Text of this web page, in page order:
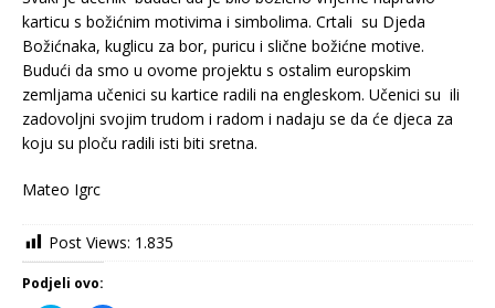
karticu s božićnim motivima i simbolima. Crtali su Djeda
Božićnaka, kuglicu za bor, puricu i slične božićne motive.
Budući da smo u ovome projektu s ostalim europskim
zemljama učenici su kartice radili na engleskom. Učenici su ili
zadovoljni svojim trudom i radom i nadaju se da će djeca za
koju su ploču radili isti biti sretna.
Mateo Igrc
Post Views: 1.835
Podjeli ovo: